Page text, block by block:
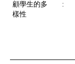
顧學生的多
樣性
: